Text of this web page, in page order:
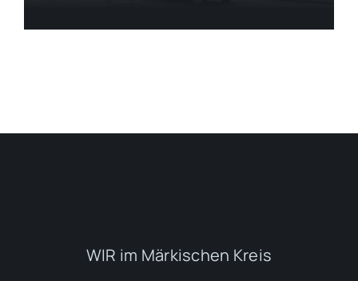
WIR im Märkischen Kreis